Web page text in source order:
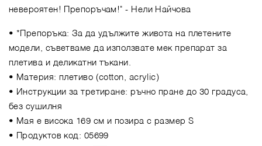
невероятен! Препоръчам!" - Нели Найчова
• *Препоръка: За да удължите живота на плетените
модели, съветваме да използвате мек препарат за
плетива и деликатни тъкани.
• Материя: плетиво (cotton, acrylic)
• Инструкции за третиране: ръчно пране до 30 градуса,
без сушилня
• Мая е висока 169 см и позира с размер S
• Продуктов код: 05699